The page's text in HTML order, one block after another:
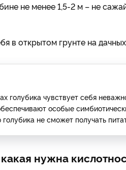
не менее 1,5-2 м – не
в открытом грунте на
голубика чувствует себя
особые
голубика не сможет получать
нужна